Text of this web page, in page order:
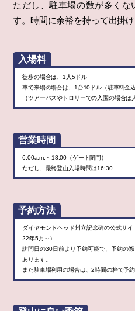
ただし、駐車場の数が多くな
す。時間に余裕を持って出掛け
入場料
徒歩の場合は、1人5ドル
車で来場の場合は、1台10ドル（駐車料金込
（ツアーバスやトロリーでの入園の場合は
営業時間
6:00a.m.～18:00（ゲート閉門）
ただし、最終登山入場時間は16:30
予約方法
ダイヤモンドヘッド州立記念碑の公式サ
22年5月～）
訪問日の30日前より予約可能で、予約の
あります。
また駐車場利用の場合は、2時間の枠で予約